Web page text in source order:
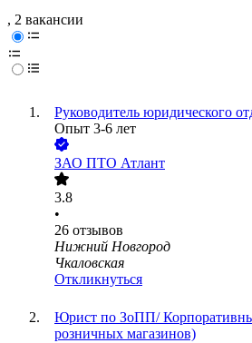
, 2 вакансии
Руководитель юридического
Опыт 3-6 лет
ЗАО ПТО Атлант
3.8
•
26 отзывов
Нижний Новгород
Чкаловская
Откликнуться
Юрист по ЗоПП/
розничных магазинов)